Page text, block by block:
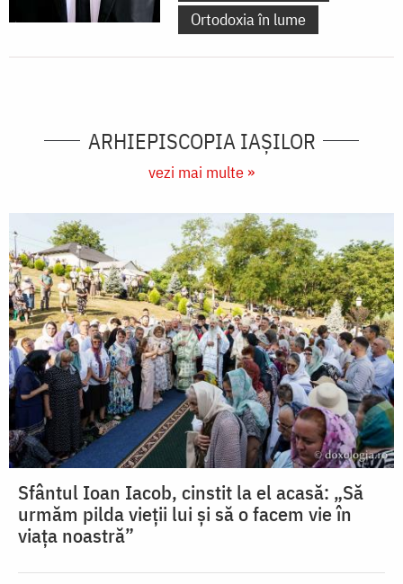
Ortodoxia în lume
ARHIEPISCOPIA IAŞILOR
vezi mai multe »
Sfântul Ioan Iacob, cinstit la el acasă: „Să
urmăm pilda vieții lui și să o facem vie în
viața noastră”